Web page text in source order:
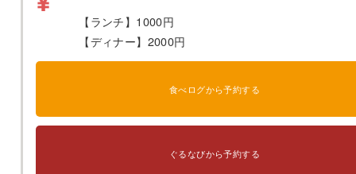
【ランチ】1000円
【ディナー】2000円
食べログから予約する
ぐるなびから予約する